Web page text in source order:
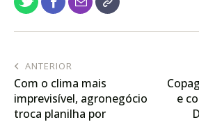
ANTERIOR
Com o clima mais
imprevisível, agronegócio
troca planilha por
e